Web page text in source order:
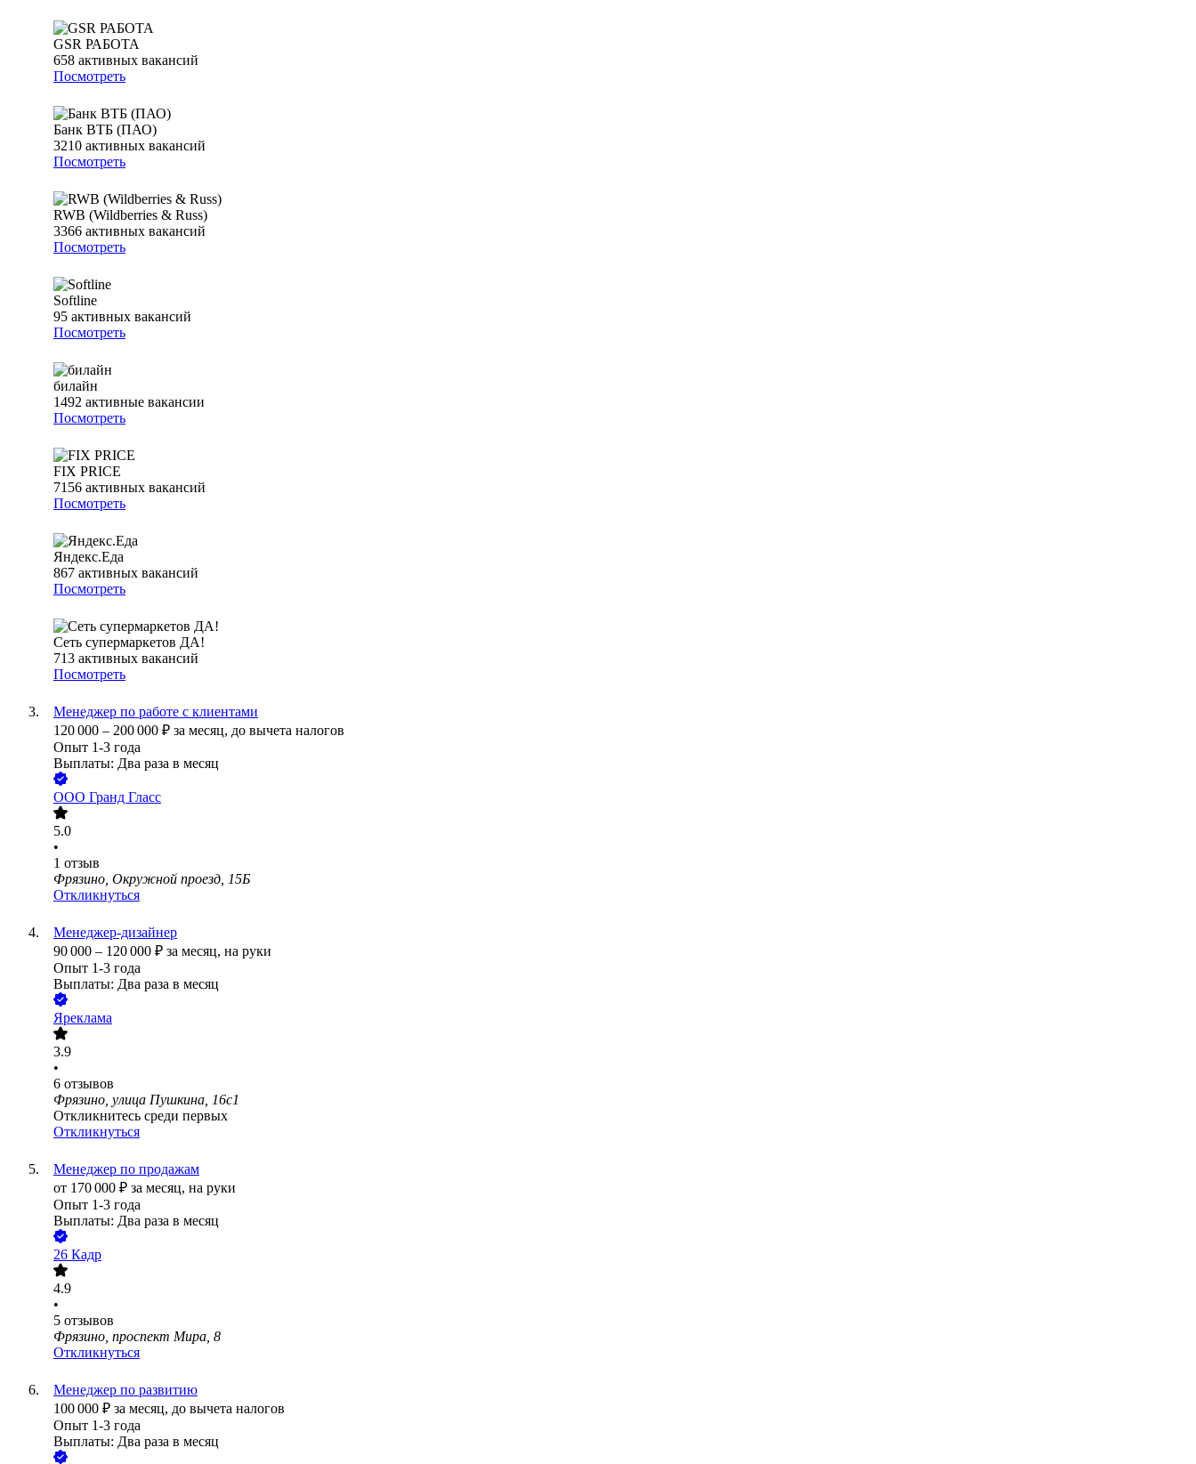
GSR РАБОТА
658 активных вакансий
Посмотреть
Банк ВТБ (ПАО)
3210 активных вакансий
Посмотреть
RWB (Wildberries & Russ)
3366 активных вакансий
Посмотреть
Softline
95 активных вакансий
Посмотреть
билайн
1492 активные вакансии
Посмотреть
FIX PRICE
7156 активных вакансий
Посмотреть
Яндекс.Еда
867 активных вакансий
Посмотреть
Сеть супермаркетов ДА!
713 активных вакансий
Посмотреть
Менеджер по работе с клиентами
120 000 – 200 000 ₽ за месяц, до вычета налогов
Опыт 1-3 года
Выплаты: Два раза в месяц
ООО Гранд Гласс
5.0
•
1 отзыв
Фрязино, Окружной проезд, 15Б
Откликнуться
Менеджер-дизайнер
90 000 – 120 000 ₽ за месяц, на руки
Опыт 1-3 года
Выплаты: Два раза в месяц
Яреклама
3.9
•
6 отзывов
Фрязино, улица Пушкина, 16с1
Откликнитесь среди первых
Откликнуться
Менеджер по продажам
от 170 000 ₽ за месяц, на руки
Опыт 1-3 года
Выплаты: Два раза в месяц
26 Кадр
4.9
•
5 отзывов
Фрязино, проспект Мира, 8
Откликнуться
Менеджер по развитию
100 000 ₽ за месяц, до вычета налогов
Опыт 1-3 года
Выплаты: Два раза в месяц